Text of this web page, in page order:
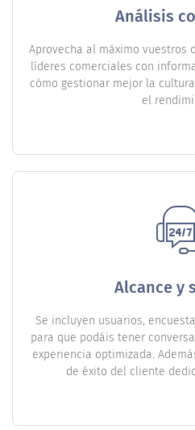
Análisis
Aprovecha al máximo vuestros
líderes comerciales con
cómo gestionar mejor la
el
Alcance y
Se incluyen usuarios,
para que podáis tener
experiencia optimizada.
de éxito del cliente